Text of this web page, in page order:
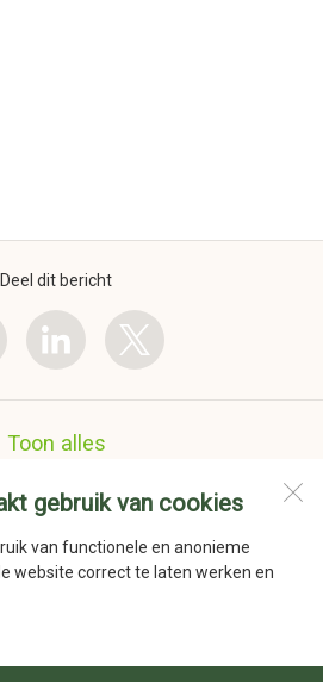
gebruik van cookies
van functionele en anonieme
website correct te laten werken en
Deel dit bericht
Toon alles
41a
KD
Zijdewind